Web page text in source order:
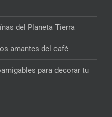
del Planeta Tierra
amantes del café
para decorar tu